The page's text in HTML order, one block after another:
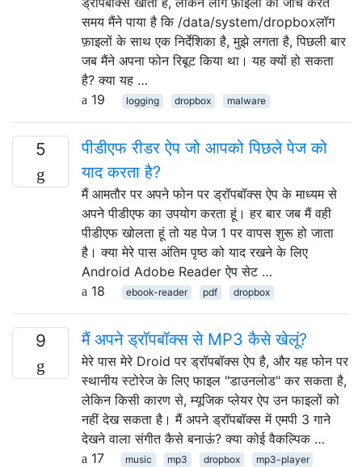
समय मैंने पाया है कि /data/system/dropboxलॉग
फ़ाइलों के साथ एक निर्देशिका है, मुझे लगता है, पिछली बार
जब मैंने अपना फोन रिबूट किया था। यह क्यों हो सकता
है? क्या यह …
19
logging dropbox malware
5
पीडीएफ रीडर ऐप जो आपको पिछले पेज को
याद करता है?
मैं आमतौर पर अपने फोन पर ड्रॉपबॉक्स ऐप के माध्यम से
अपने पीडीएफ का उपयोग करता हूं। हर बार जब मैं वही
पीडीएफ खोलता हूं तो यह पेज 1 पर वापस शुरू हो जाता
है। क्या मेरे पास अंतिम पृष्ठ को याद रखने के लिए
Android Adobe Reader ऐप सेट …
18
ebook-reader pdf dropbox
9 मैं अपने ड्रॉपबॉक्स से MP3 कैसे खेलूं?
मेरे पास मेरे Droid पर ड्रॉपबॉक्स ऐप है, और यह फोन पर
स्थानीय स्टोरेज के लिए फाइल "डाउनलोड" कर सकता है,
लेकिन किसी कारण से, म्यूजिक प्लेयर ऐप उन फाइलों को
नहीं देख सकता है। मैं अपने ड्रॉपबॉक्स में एमपी 3 गाने
देखने वाला संगीत कैसे बनाऊं? क्या कोई वैकल्पिक …
17
music mp3 dropbox mp3-player